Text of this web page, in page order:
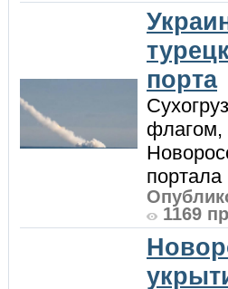
порта
флагом,
1169